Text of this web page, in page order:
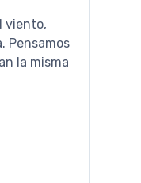
viento,
Pensamos
la misma